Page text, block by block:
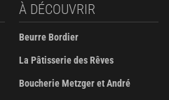
À DÉCOUVRIR
Beurre Bordier
La Pâtisserie des Rêves
Boucherie Metzger et André